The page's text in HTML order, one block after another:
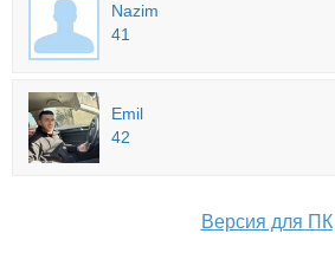
Nazim
41
Emil
42
Версия для ПК